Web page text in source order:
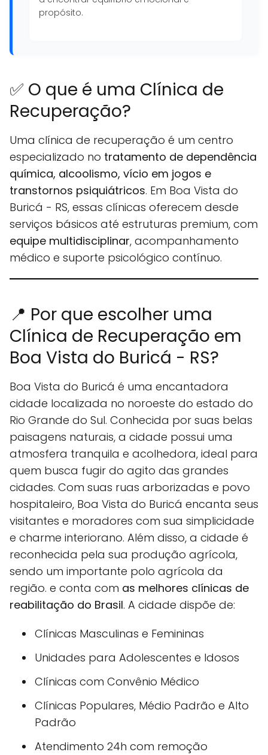
propósito.
✅ O que é uma Clínica de
Recuperação?
Uma clínica de recuperação é um centro
especializado no tratamento de dependência
química, alcoolismo, vício em jogos e
transtornos psiquiátricos. Em Boa Vista do
Buricá - RS, essas clínicas oferecem desde
serviços básicos até estruturas premium, com
equipe multidisciplinar, acompanhamento
médico e suporte psicológico contínuo.
📍 Por que escolher uma
Clínica de Recuperação em
Boa Vista do Buricá - RS?
Boa Vista do Buricá é uma encantadora
cidade localizada no noroeste do estado do
Rio Grande do Sul. Conhecida por suas belas
paisagens naturais, a cidade possui uma
atmosfera tranquila e acolhedora, ideal para
quem busca fugir do agito das grandes
cidades. Com suas ruas arborizadas e povo
hospitaleiro, Boa Vista do Buricá encanta seus
visitantes e moradores com sua simplicidade
e charme interiorano. Além disso, a cidade é
reconhecida pela sua produção agrícola,
sendo um importante polo agrícola da
região. e conta com as melhores clínicas de
reabilitação do Brasil. A cidade dispõe de:
Clínicas Masculinas e Femininas
Unidades para Adolescentes e Idosos
Clínicas com Convênio Médico
Clínicas Populares, Médio Padrão e Alto
Padrão
Atendimento 24h com remoção